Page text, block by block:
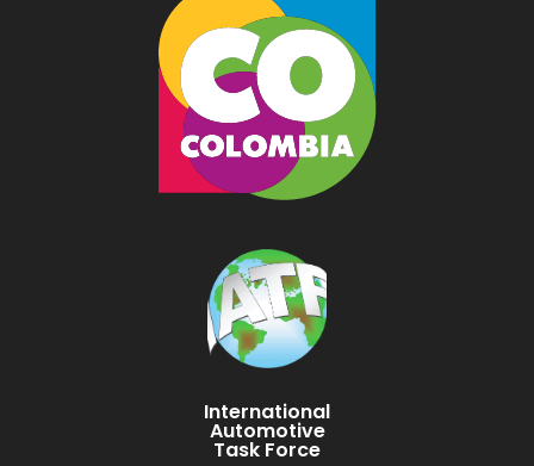
International
Automotive
Task Force